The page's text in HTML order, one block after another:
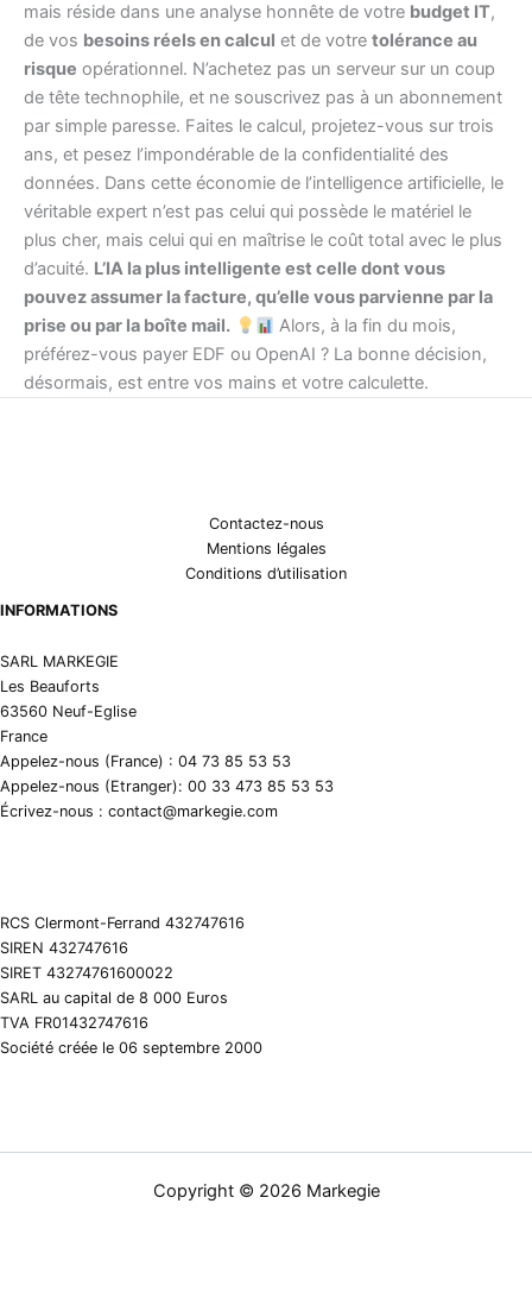
mais réside dans une analyse honnête de votre budget IT,
de vos besoins réels en calcul et de votre tolérance au
risque opérationnel. N’achetez pas un serveur sur un coup
de tête technophile, et ne souscrivez pas à un abonnement
par simple paresse. Faites le calcul, projetez-vous sur trois
ans, et pesez l’impondérable de la confidentialité des
données. Dans cette économie de l’intelligence artificielle, le
véritable expert n’est pas celui qui possède le matériel le
plus cher, mais celui qui en maîtrise le coût total avec le plus
d’acuité. L’IA la plus intelligente est celle dont vous
pouvez assumer la facture, qu’elle vous parvienne par la
prise ou par la boîte mail.
Alors, à la fin du mois,
préférez-vous payer EDF ou OpenAI ? La bonne décision,
désormais, est entre vos mains et votre calculette.
Contactez-nous
Mentions légales
Conditions d’utilisation
INFORMATIONS
SARL MARKEGIE
Les Beauforts
63560 Neuf-Eglise
France
Appelez-nous (France) : 04 73 85 53 53
Appelez-nous (Etranger): 00 33 473 85 53 53
Écrivez-nous : contact@markegie.com
RCS Clermont-Ferrand 432747616
SIREN 432747616
SIRET 43274761600022
SARL au capital de 8 000 Euros
TVA FR01432747616
Société créée le 06 septembre 2000
Copyright © 2026 Markegie